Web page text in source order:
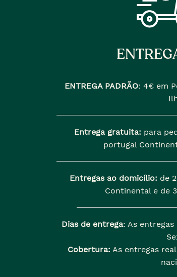
ENTREGA PADRÃO: 4€ em
Entrega gratuita: para
portugal
Entregas ao domicílio: de
Continental e de
Dias de entrega: As entregas
Cobertura: As entregas